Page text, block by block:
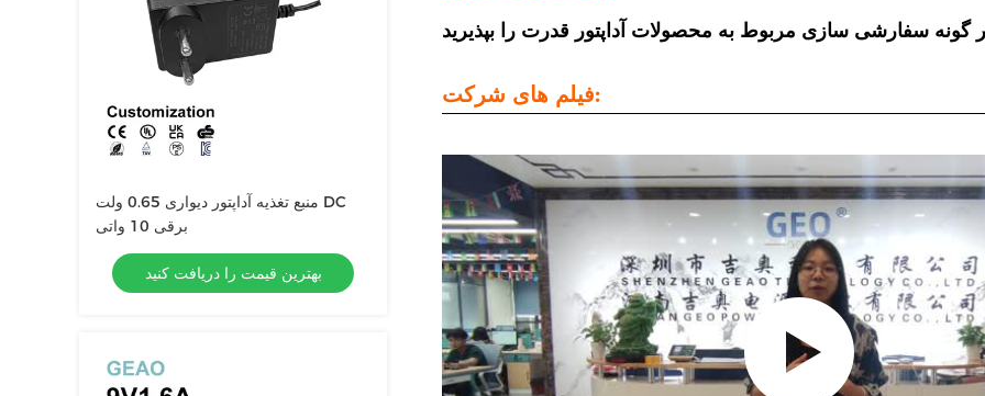
منبع تغذیه آداپتور دیواری 0.65 ولت DC
برقی 10 واتی
بهترین قیمت را دریافت کنید
گونه سفارشی سازی مربوط به محصولات آداپتور قدرت را بپذیرید
فیلم های شرکت: